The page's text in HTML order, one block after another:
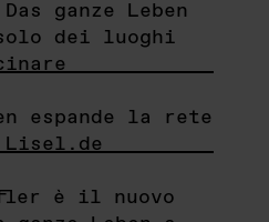
ganze Leben
dei luoghi
espande la rete
è il nuovo